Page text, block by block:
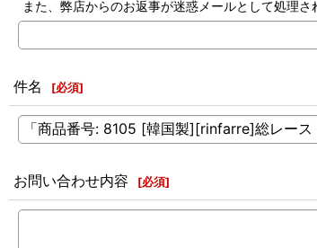
また、弊店からのお返事が迷惑メールとして処理
件名 [必須]
お問い合わせ内容 [必須]